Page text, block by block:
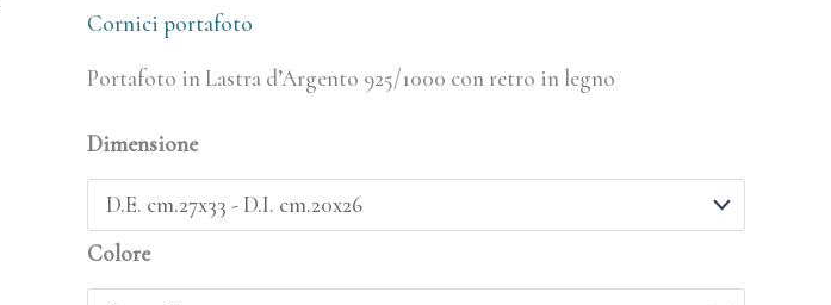
Cornici portafoto
Portafoto in Lastra d’Argento 925/1000 con retro in legno
Dimensione
Colore
quantità